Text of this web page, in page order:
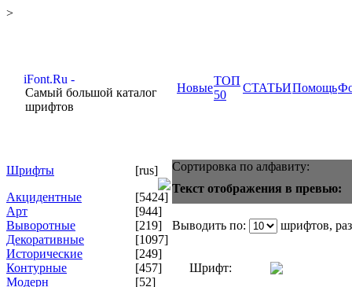
>
Самый большой каталог
шрифтов
Новые
ТОП
50
СТАТЬИПомощь
Шрифты
[rus]
Акцидентные
[5424]
Арт
[944]
Выворотные
[219]
Декоративные
[1097]
Исторические
[249]
Контурные
[457]
Модерн
[52]
Сортировка по алфавиту:
Текст отображения в превью:
Выводить по: шрифтов,
Шрифт: